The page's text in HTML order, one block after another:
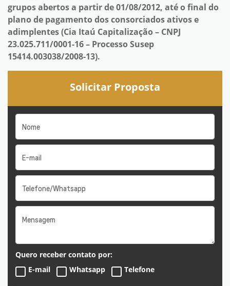
grupos abertos a partir de 01/08/2012, até o final do
plano de pagamento dos consorciados ativos e
adimplentes (Cia Itaú Capitalização – CNPJ
23.025.711/0001-16 – Processo Susep
15414.003038/2008-13).
Solicitar Proposta
Quero receber contato por:
E-mail
Whatsapp Telefone